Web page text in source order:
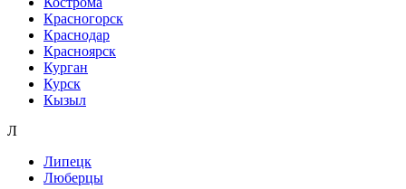
Красногорск
Краснодар
Красноярск
Курган
Курск
Кызыл
Л
Липецк
Люберцы